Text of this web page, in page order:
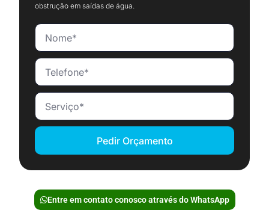
obstrução em saídas de água.
Pedir Orçamento
Entre em contato conosco através do WhatsApp